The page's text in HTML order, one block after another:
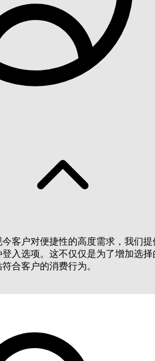
客户对便捷性的高度需求，我们提
入选项。这不仅仅是为了增加选择
合客户的消费行为。